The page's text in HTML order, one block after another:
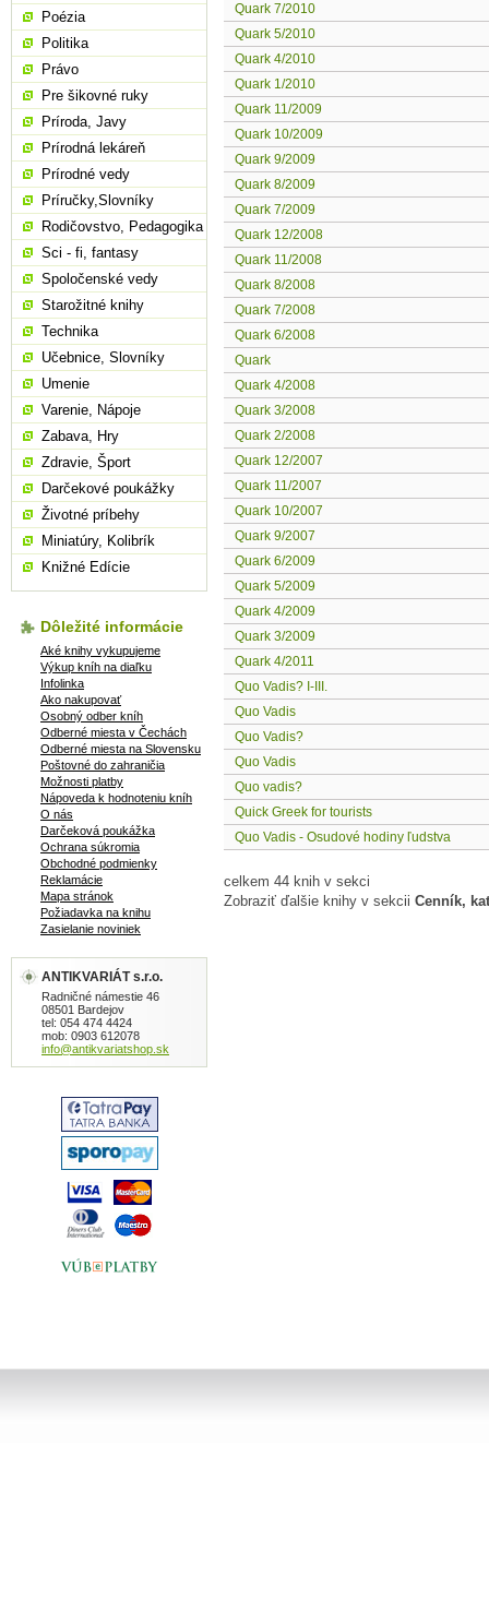
Quark 7/2010
Quark 5/2010
Quark 4/2010
Quark 1/2010
Quark 11/2009
Quark 10/2009
Quark 9/2009
Quark 8/2009
Quark 7/2009
Quark 12/2008
Quark 11/2008
Quark 8/2008
Quark 7/2008
Quark 6/2008
Quark
Quark 4/2008
Quark 3/2008
Quark 2/2008
Quark 12/2007
Quark 11/2007
Quark 10/2007
Quark 9/2007
Quark 6/2009
Quark 5/2009
Quark 4/2009
Quark 3/2009
Quark 4/2011
Quo Vadis? I-III.
Quo Vadis
Quo Vadis?
Quo Vadis
Quo vadis?
Quick Greek for tourists
Quo Vadis - Osudové hodiny ľudstva
celkem 44 knih v sekci
Zobraziť ďalšie knihy v sekcii Cenník,
Poézia
Politika
Právo
Pre šikovné ruky
Príroda, Javy
Prírodná lekáreň
Prírodné vedy
Príručky,Slovníky
Rodičovstvo, Pedagogika
Sci - fi, fantasy
Spoločenské vedy
Starožitné knihy
Technika
Učebnice, Slovníky
Umenie
Varenie, Nápoje
Zabava, Hry
Zdravie, Šport
Darčekové poukážky
Životné príbehy
Miniatúry, Kolibrík
Knižné Edície
Dôležité informácie
Aké knihy vykupujeme
Výkup kníh na diaľku
Infolinka
Ako nakupovať
Osobný odber kníh
Odberné miesta v Čechách
Odberné miesta na Slovensku
Poštovné do zahraničia
Možnosti platby
Nápoveda k hodnoteniu kníh
O nás
Darčeková poukážka
Ochrana súkromia
Obchodné podmienky
Reklamácie
Mapa stránok
Požiadavka na knihu
Zasielanie noviniek
ANTIKVARIÁT s.r.o.
Radničné námestie 46
08501 Bardejov
tel: 054 474 4424
mob: 0903 612078
info@antikvariatshop.sk